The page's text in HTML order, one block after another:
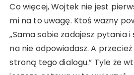
Co więcej, Wojtek nie jest
mi na to uwagę. Ktoś ważny
„Sama sobie zadajesz pytania i
na nie odpowiadasz. A
stroną tego dialogu.” Tyle że